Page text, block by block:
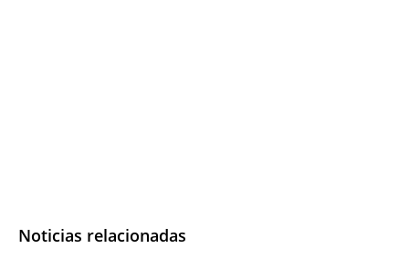
Noticias relacionadas